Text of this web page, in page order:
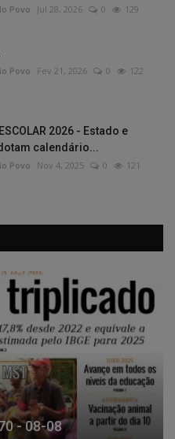
Povo Jul 28, 2026 0 129
Povo Fev 21, 2026 0 122
2026 - Estado e
calendário...
Povo Nov 4, 2025 0 121
- 08-08